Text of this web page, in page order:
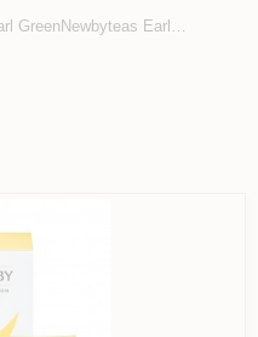
GreenNewbyteas Earl…